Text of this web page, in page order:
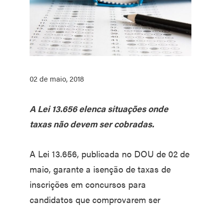
02 de maio, 2018
A Lei 13.656 elenca situações onde
taxas não devem ser cobradas.
A Lei 13.656, publicada no DOU de 02 de
maio, garante a isenção de taxas de
inscrições em concursos para
candidatos que comprovarem ser